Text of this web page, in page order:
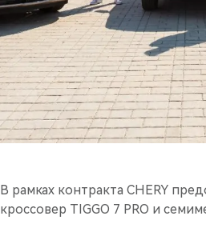
В рамках контракта CHERY
кроссовер TIGGO 7 PRO и